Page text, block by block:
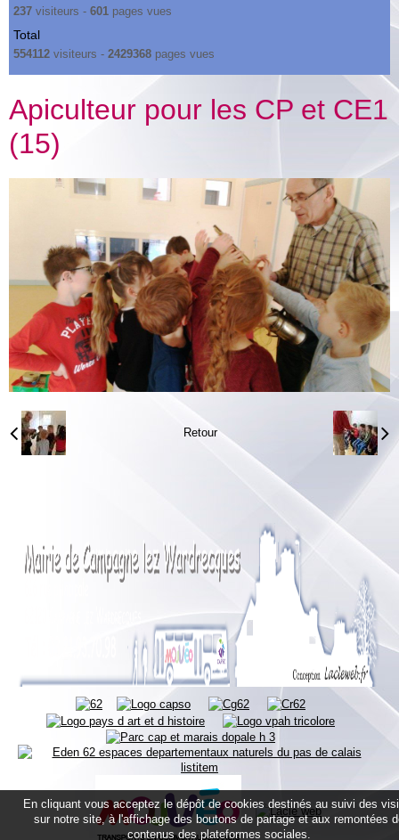
237 visiteurs - 601 pages vues
Total
554112 visiteurs - 2429368 pages vues
Apiculteur pour les CP et CE1
(15)
Retour
En cliquant vous acceptez le dépôt de cookies destinés au suivi des
sur notre site, à l'affichage des boutons de partage et aux remontées
contenus des plateformes sociales.